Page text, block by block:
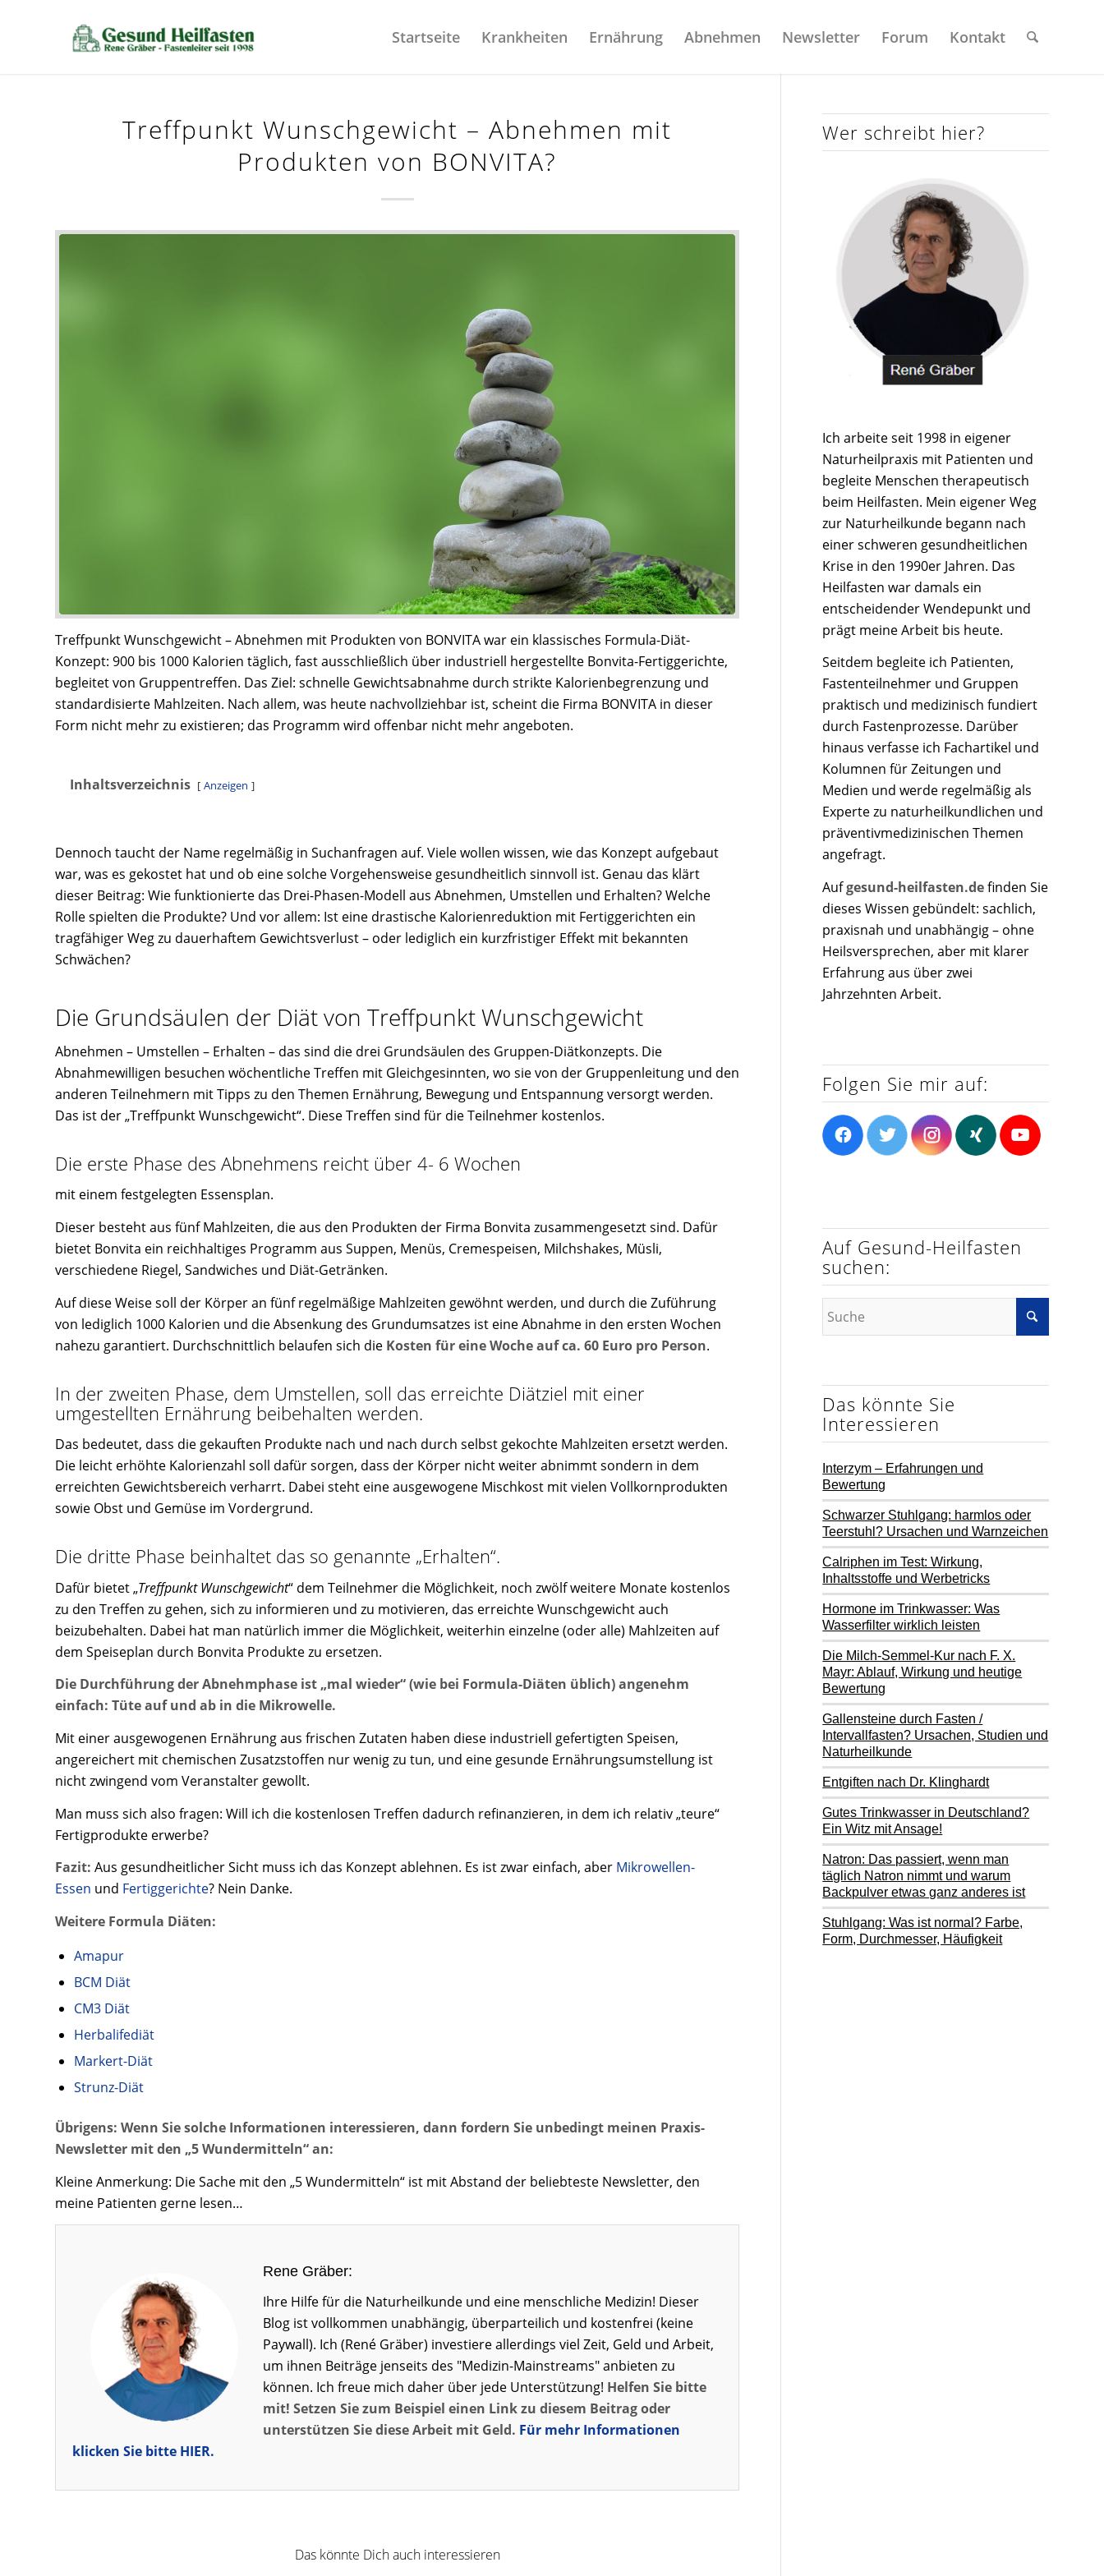
Startseite Krankheiten Ernährung Abnehmen Newsletter Forum Kontakt
Treffpunkt Wunschgewicht – Abnehmen mit
Produkten von BONVITA?
Treffpunkt Wunschgewicht – Abnehmen mit Produkten von BONVITA war ein klassisches Formula-Diät-
Konzept: 900 bis 1000 Kalorien täglich, fast ausschließlich über industriell hergestellte Bonvita-Fertiggerichte,
begleitet von Gruppentreffen. Das Ziel: schnelle Gewichtsabnahme durch strikte Kalorienbegrenzung und
standardisierte Mahlzeiten. Nach allem, was heute nachvollziehbar ist, scheint die Firma BONVITA in dieser
Form nicht mehr zu existieren; das Programm wird offenbar nicht mehr angeboten.
Inhaltsverzeichnis Anzeigen
Dennoch taucht der Name regelmäßig in Suchanfragen auf. Viele wollen wissen, wie das Konzept aufgebaut
war, was es gekostet hat und ob eine solche Vorgehensweise gesundheitlich sinnvoll ist. Genau das klärt
dieser Beitrag: Wie funktionierte das Drei-Phasen-Modell aus Abnehmen, Umstellen und Erhalten? Welche
Rolle spielten die Produkte? Und vor allem: Ist eine drastische Kalorienreduktion mit Fertiggerichten ein
tragfähiger Weg zu dauerhaftem Gewichtsverlust – oder lediglich ein kurzfristiger Effekt mit bekannten
Schwächen?
Die Grundsäulen der Diät von Treffpunkt Wunschgewicht
Abnehmen – Umstellen – Erhalten – das sind die drei Grundsäulen des Gruppen-Diätkonzepts. Die
Abnahmewilligen besuchen wöchentliche Treffen mit Gleichgesinnten, wo sie von der Gruppenleitung und den
anderen Teilnehmern mit Tipps zu den Themen Ernährung, Bewegung und Entspannung versorgt werden.
Das ist der „Treffpunkt Wunschgewicht“. Diese Treffen sind für die Teilnehmer kostenlos.
Die erste Phase des Abnehmens reicht über 4- 6 Wochen
mit einem festgelegten Essensplan.
Dieser besteht aus fünf Mahlzeiten, die aus den Produkten der Firma Bonvita zusammengesetzt sind. Dafür
bietet Bonvita ein reichhaltiges Programm aus Suppen, Menüs, Cremespeisen, Milchshakes, Müsli,
verschiedene Riegel, Sandwiches und Diät-Getränken.
Auf diese Weise soll der Körper an fünf regelmäßige Mahlzeiten gewöhnt werden, und durch die Zuführung
von lediglich 1000 Kalorien und die Absenkung des Grundumsatzes ist eine Abnahme in den ersten Wochen
nahezu garantiert. Durchschnittlich belaufen sich die Kosten für eine Woche auf ca. 60 Euro pro Person.
In der zweiten Phase, dem Umstellen, soll das erreichte Diätziel mit einer
umgestellten Ernährung beibehalten werden.
Das bedeutet, dass die gekauften Produkte nach und nach durch selbst gekochte Mahlzeiten ersetzt werden.
Die leicht erhöhte Kalorienzahl soll dafür sorgen, dass der Körper nicht weiter abnimmt sondern in dem
erreichten Gewichtsbereich verharrt. Dabei steht eine ausgewogene Mischkost mit vielen Vollkornprodukten
sowie Obst und Gemüse im Vordergrund.
Die dritte Phase beinhaltet das so genannte „Erhalten“.
Dafür bietet „Treffpunkt Wunschgewicht“ dem Teilnehmer die Möglichkeit, noch zwölf weitere Monate kostenlos
zu den Treffen zu gehen, sich zu informieren und zu motivieren, das erreichte Wunschgewicht auch
beizubehalten. Dabei hat man natürlich immer die Möglichkeit, weiterhin einzelne (oder alle) Mahlzeiten auf
dem Speiseplan durch Bonvita Produkte zu ersetzen.
Die Durchführung der Abnehmphase ist „mal wieder“ (wie bei Formula-Diäten üblich) angenehm
einfach: Tüte auf und ab in die Mikrowelle.
Mit einer ausgewogenen Ernährung aus frischen Zutaten haben diese industriell gefertigten Speisen,
angereichert mit chemischen Zusatzstoffen nur wenig zu tun, und eine gesunde Ernährungsumstellung ist
nicht zwingend vom Veranstalter gewollt.
Man muss sich also fragen: Will ich die kostenlosen Treffen dadurch refinanzieren, in dem ich relativ „teure“
Fertigprodukte erwerbe?
Fazit: Aus gesundheitlicher Sicht muss ich das Konzept ablehnen. Es ist zwar einfach, aber Mikrowellen-
Essen und Fertiggerichte? Nein Danke.
Weitere Formula Diäten:
Amapur
BCM Diät
CM3 Diät
Herbalifediät
Markert-Diät
Strunz-Diät
Übrigens: Wenn Sie solche Informationen interessieren, dann fordern Sie unbedingt meinen Praxis-
Newsletter mit den „5 Wundermitteln“ an:
Kleine Anmerkung: Die Sache mit den „5 Wundermitteln“ ist mit Abstand der beliebteste Newsletter, den
meine Patienten gerne lesen…
Rene Gräber:
Ihre Hilfe für die Naturheilkunde und eine menschliche Medizin! Dieser
Blog ist vollkommen unabhängig, überparteilich und kostenfrei (keine
Paywall). Ich (René Gräber) investiere allerdings viel Zeit, Geld und Arbeit,
um ihnen Beiträge jenseits des "Medizin-Mainstreams" anbieten zu
können. Ich freue mich daher über jede Unterstützung! Helfen Sie bitte
mit! Setzen Sie zum Beispiel einen Link zu diesem Beitrag oder
unterstützen Sie diese Arbeit mit Geld. Für mehr Informationen
klicken Sie bitte HIER.
Das könnte Dich auch interessieren
Wer schreibt hier?
Ich arbeite seit 1998 in eigener
Naturheilpraxis mit Patienten und
begleite Menschen therapeutisch
beim Heilfasten. Mein eigener Weg
zur Naturheilkunde begann nach
einer schweren gesundheitlichen
Krise in den 1990er Jahren. Das
Heilfasten war damals ein
entscheidender Wendepunkt und
prägt meine Arbeit bis heute.
Seitdem begleite ich Patienten,
Fastenteilnehmer und Gruppen
praktisch und medizinisch fundiert
durch Fastenprozesse. Darüber
hinaus verfasse ich Fachartikel und
Kolumnen für Zeitungen und
Medien und werde regelmäßig als
Experte zu naturheilkundlichen und
präventivmedizinischen Themen
angefragt.
Aufgesund-heilfasten.definden Sie
dieses Wissen gebündelt: sachlich,
praxisnah und unabhängig – ohne
Heilsversprechen, aber mit klarer
Erfahrung aus über zwei
Jahrzehnten Arbeit.
Folgen Sie mir auf:
Auf Gesund-Heilfasten
suchen:
Das könnte Sie
Interessieren
Interzym – Erfahrungen und
Bewertung
Schwarzer Stuhlgang: harmlos oder
Teerstuhl? Ursachen und Warnzeichen
Calriphen im Test: Wirkung,
Inhaltsstoffe und Werbetricks
Hormone im Trinkwasser: Was
Wasserfilter wirklich leisten
Die Milch-Semmel-Kur nach F. X.
Mayr: Ablauf, Wirkung und heutige
Bewertung
Gallensteine durch Fasten /
Intervallfasten? Ursachen, Studien und
Naturheilkunde
Entgiften nach Dr. Klinghardt
Gutes Trinkwasser in Deutschland?
Ein Witz mit Ansage!
Natron: Das passiert, wenn man
täglich Natron nimmt und warum
Backpulver etwas ganz anderes ist
Stuhlgang: Was ist normal? Farbe,
Form, Durchmesser, Häufigkeit